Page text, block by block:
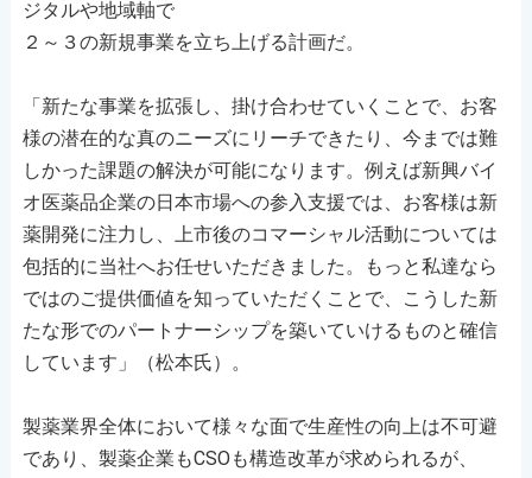
ジタルや地域軸で
２～３の新規事業を立ち上げる計画だ。
「新たな事業を拡張し、掛け合わせていくことで、お客
様の潜在的な真のニーズにリーチできたり、今までは難
しかった課題の解決が可能になります。例えば新興バイ
オ医薬品企業の日本市場への参入支援では、お客様は新
薬開発に注力し、上市後のコマーシャル活動については
包括的に当社へお任せいただきました。もっと私達なら
ではのご提供価値を知っていただくことで、こうした新
たな形でのパートナーシップを築いていけるものと確信
しています」（松本氏）。
製薬業界全体において様々な面で生産性の向上は不可避
であり、製薬企業もCSOも構造改革が求められるが、